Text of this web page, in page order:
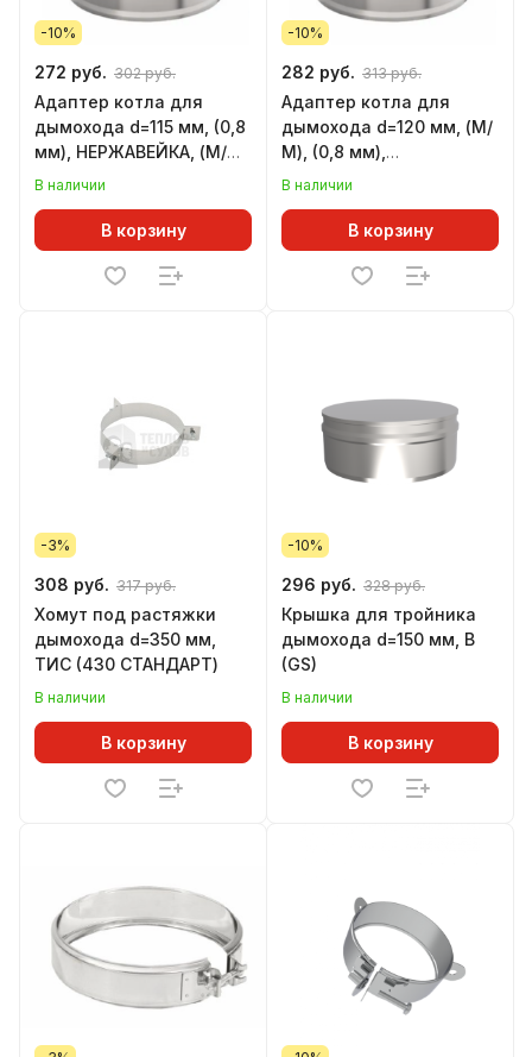
-10%
272 руб. 302 руб.
Адаптер котла для
дымохода d=115 мм, (0,8
мм), НЕРЖАВЕЙКА, (М/М)
(GS)
В наличии
В корзину
-10%
282 руб. 313 руб.
Адаптер котла для
дымохода d=120 мм, (М/
М), (0,8 мм),
НЕРЖАВЕЙКА, (GS)
В наличии
В корзину
-3%
308 руб. 317 руб.
Хомут под растяжки
дымохода d=350 мм,
ТИС (430 СТАНДАРТ)
В наличии
В корзину
-10%
296 руб. 328 руб.
Крышка для тройника
дымохода d=150 мм, В
(GS)
В наличии
В корзину